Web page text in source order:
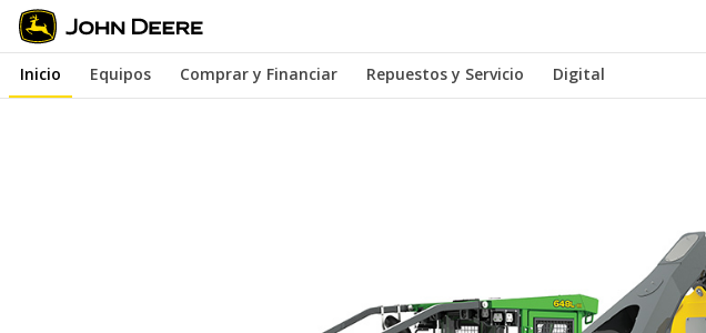
Saltar
a
contenido
Inicio Equipos Comprar y Financiar Repuestos y Servicio Digital